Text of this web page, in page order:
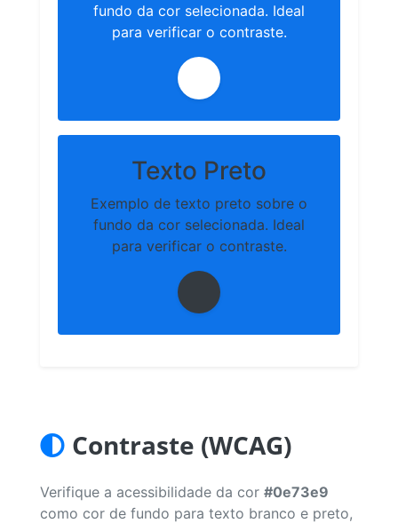
fundo da cor selecionada. Ideal
para verificar o contraste.
Texto Preto
Exemplo de texto preto sobre o
fundo da cor selecionada. Ideal
para verificar o contraste.
Contraste (WCAG)
Verifique a acessibilidade da cor #0e73e9
como cor de fundo para texto branco e preto,